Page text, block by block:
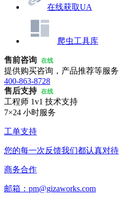
在线获取UA
爬虫工具库
售前咨询 在线
提供购买咨询，产品推荐等服务
400-863-8728
售后支持 在线
工程师 1v1 技术支持
7×24 小时服务
工单支持
您的每一次反馈我们都认真对待
商务合作
邮箱：pm@gizaworks.com